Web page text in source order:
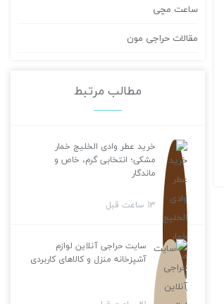
ساعت مچی
مقالات حراجی مون
مطالب مرتبط
خرید عطر وادی الخلیج خمار
مشکی؛ انتخابی گرم، خاص و
ماندگار
13 ساعت قبل
سایت حراجی آنلاین لوازم
آشپزخانه منزل و کالاهای کاربردی